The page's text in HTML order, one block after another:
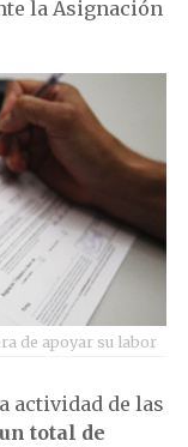
la Asignación
de apoyar su labor
actividad de las
total de